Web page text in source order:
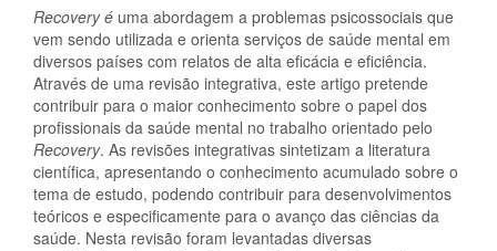
Recovery é uma abordagem a problemas psicossociais que
vem sendo utilizada e orienta serviços de saúde mental em
diversos países com relatos de alta eficácia e eficiência.
Através de uma revisão integrativa, este artigo pretende
contribuir para o maior conhecimento sobre o papel dos
profissionais da saúde mental no trabalho orientado pelo
Recovery. As revisões integrativas sintetizam a literatura
científica, apresentando o conhecimento acumulado sobre o
tema de estudo, podendo contribuir para desenvolvimentos
teóricos e especificamente para o avanço das ciências da
saúde. Nesta revisão foram levantadas diversas